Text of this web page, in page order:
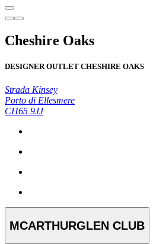
Cheshire Oaks
DESIGNER OUTLET CHESHIRE OAKS
Strada Kinsey
Porto di Ellesmere
CH65 9JJ
MCARTHURGLEN CLUB